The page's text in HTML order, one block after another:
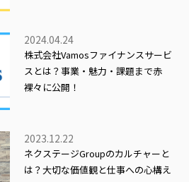
株式会社Vamosファイナンスサービ
スとは？事業・魅力・課題まで赤
裸々に公開！
2024.04.24
ネクステージGroupのカルチャーと
は？大切な価値観と仕事への心構え
2023.12.22